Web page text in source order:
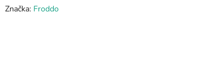
Značka: Froddo